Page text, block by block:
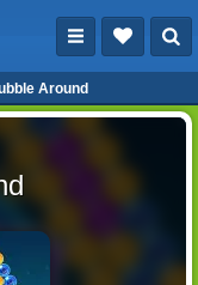
Around